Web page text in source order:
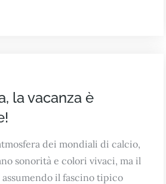
la vacanza è
dei mondiali di calcio,
sonorità e colori vivaci, ma il
assumendo il fascino tipico